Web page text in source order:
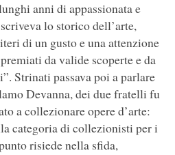
anni di appassionata e
lo storico dell’arte,
di un gusto e una attenzione
da valide scoperte e da
Strinati passava poi a parlare
Devanna, dei due fratelli fu
a collezionare opere d’arte:
categoria di collezionisti per i
risiede nella sfida,